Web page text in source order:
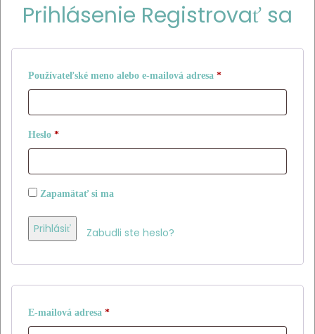
Prihlásenie Registrovať sa
Používateľské meno alebo e-mailová adresa *Povinné
Heslo *Povinné
Zapamätať si ma
Prihlásiť Zabudli ste heslo?
E-mailová adresa *Povinné